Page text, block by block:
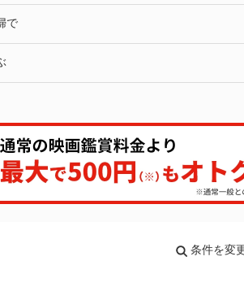
で
条件を変